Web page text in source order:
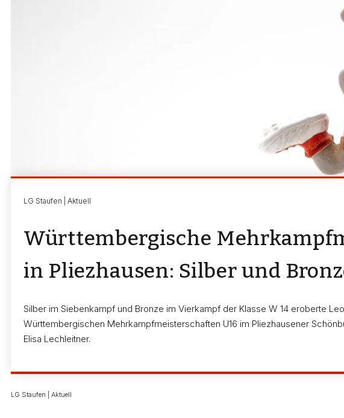
LG Staufen | Aktuell
Württembergische
in Pliezhausen: Silber und
Silber im Siebenkampf und Bronze im Vierkampf der Klasse W 14 eroberte
Württembergischen Mehrkampfmeisterschaften U16 im Pliezhausener
Elisa Lechleitner.
LG Staufen | Aktuell